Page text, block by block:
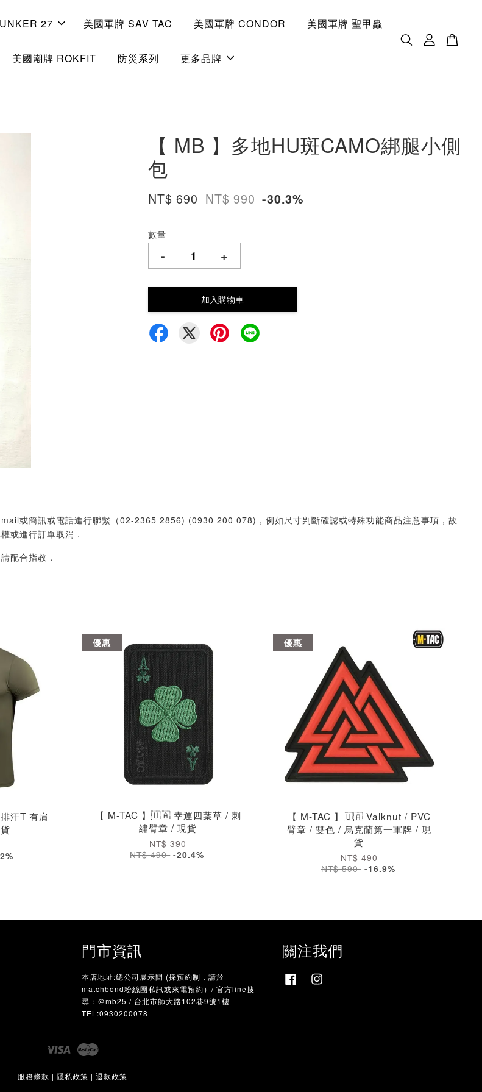
27 美國軍牌 SAV TAC 美國軍牌 CONDOR 美國軍牌 聖甲蟲
美國潮牌 ROKFIT 防災系列 更多品牌
【 MB 】多地HU斑CAMO綁腿小側
包
NT$ 690 NT$ 990-30.3%
數量
- +
加入購物車
或簡訊或電話進行聯繫（02-2365 2856) (0930 200 078)，例如尺寸判斷確認或特殊功能商品注意事項，故
或進行訂單取消．
配合指教．
汗T 有肩
優惠
【 M-TAC 】🇺🇦 幸運四葉草 / 刺
繡臂章 / 現貨
NT$ 390
NT$ 490 -20.4%
優惠
【 M-TAC 】🇺🇦 Valknut / PVC
臂章 / 雙色 / 烏克蘭第一軍牌 / 現
貨
NT$ 490
NT$ 590 -16.9%
門市資訊
本店地址:總公司展示間 (採預約制，請於
matchbond粉絲團私訊或來電預約）/ 官方line搜
尋：＠mb25 / 台北市師大路102巷9號1樓
TEL:0930200078
關注我們
Facebook
Visa
服務條款 | 隱私政策 | 退款政策